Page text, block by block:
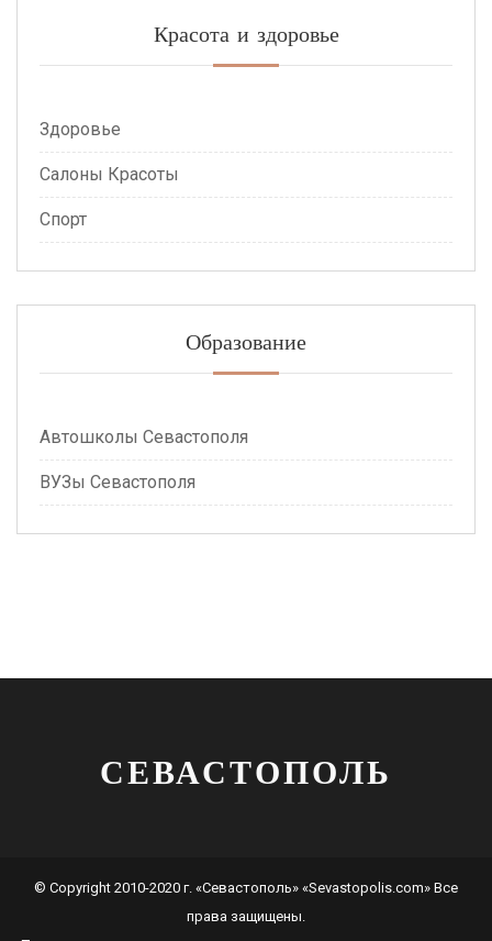
Красота и здоровье
Здоровье
Салоны Красоты
Спорт
Образование
Автошколы Севастополя
ВУЗы Севастополя
СЕВАСТОПОЛЬ
© Copyright 2010-2020 г. «Севастополь» «Sevastopolis.com» Все
права защищены.